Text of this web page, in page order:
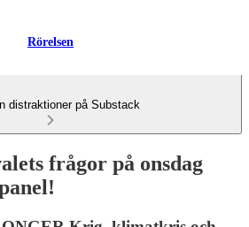
Rörelsen
distraktioner på Substack
frågor på onsdag